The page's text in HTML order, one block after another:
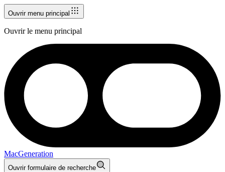
Ouvrir menu principal
Ouvrir le menu principal
MacGeneration
Ouvrir formulaire de recherche